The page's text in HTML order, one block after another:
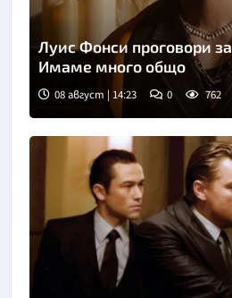
Луис Фонси проговори
Имаме много общо
08 август | 14:23 0 762